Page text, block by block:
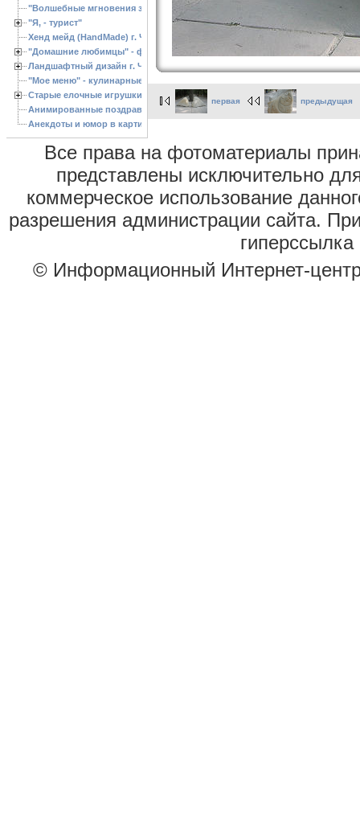
"Волшебные мгновения зимы"
"Я, - турист"
Хенд мейд (HandMade) г. Черкассы, - изделия ручной работы
"Домашние любимцы" - фото
Ландшафтный дизайн г. Черкассы
"Мое меню" - кулинарные рецепты
Старые елочные игрушки
Анимированные поздравления с Новым 2013 годом
Анекдоты и юмор в картинках
первая предыдущая
Все права на фотоматериалы
представлены исключительно
коммерческое использование
разрешения администрации сайта.
гиперссылка
© Информационный Интернет-